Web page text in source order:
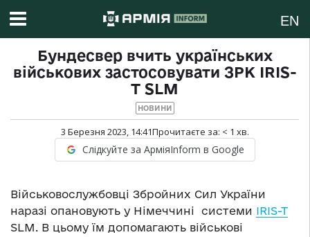
EN
Бундесвер вчить українських
військових застосовувати ЗРК IRIS-
T SLM
НОВИНИ
3 Березня 2023, 14:41Прочитаєте за: < 1 хв.
Слідкуйте за АрміяInform в Google
Військовослужбовці Збройних Сил України
наразі опановують у Німеччині системи IRIS-T
SLM. В цьому їм допомагають військові